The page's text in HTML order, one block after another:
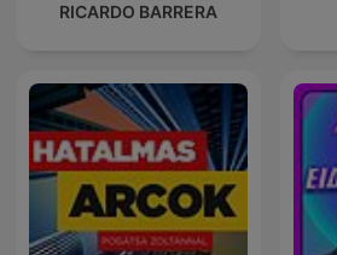
RICARDO BARRERA